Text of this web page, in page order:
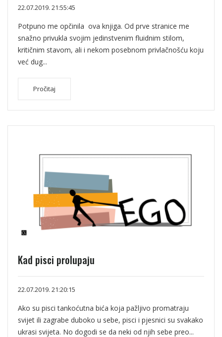
22.07.2019. 21:55:45
Potpuno me opčinila ova knjiga. Od prve stranice me
snažno privukla svojim jedinstvenim fluidnim stilom,
kritičnim stavom, ali i nekom posebnom privlačnošću koju
već dug...
Pročitaj
Kad pisci prolupaju
22.07.2019. 21:20:15
Ako su pisci tankoćutna bića koja pažljivo promatraju
svijet ili zagrabe duboko u sebe, pisci i pjesnici su svakako
ukrasi svijeta. No dogodi se da neki od njih sebe preo...